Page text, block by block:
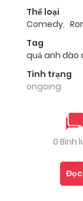
Thể loại
Comedy,
Tag
quả anh đào
Tình trạng
ongoing
0 Bình